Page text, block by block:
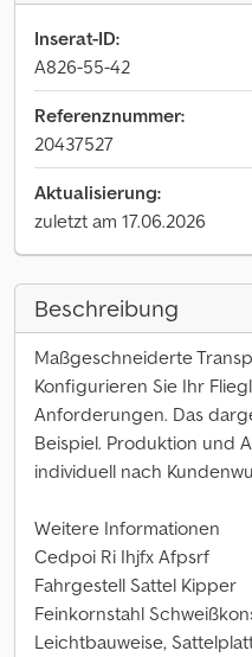
Inserat-ID:
A826-55-42
Referenznummer:
20437527
Aktualisierung:
zuletzt am 17.06.2026
Beschreibung
Maßgeschneiderte
Konfigurieren Sie Ihr
Anforderungen. Das
Beispiel. Produktion und
individuell nach
Weitere Informationen
Cedpoi Ri Ihjfx Afpsrf
Fahrgestell Sattel Kipper
Feinkornstahl
Leichtbauweise,